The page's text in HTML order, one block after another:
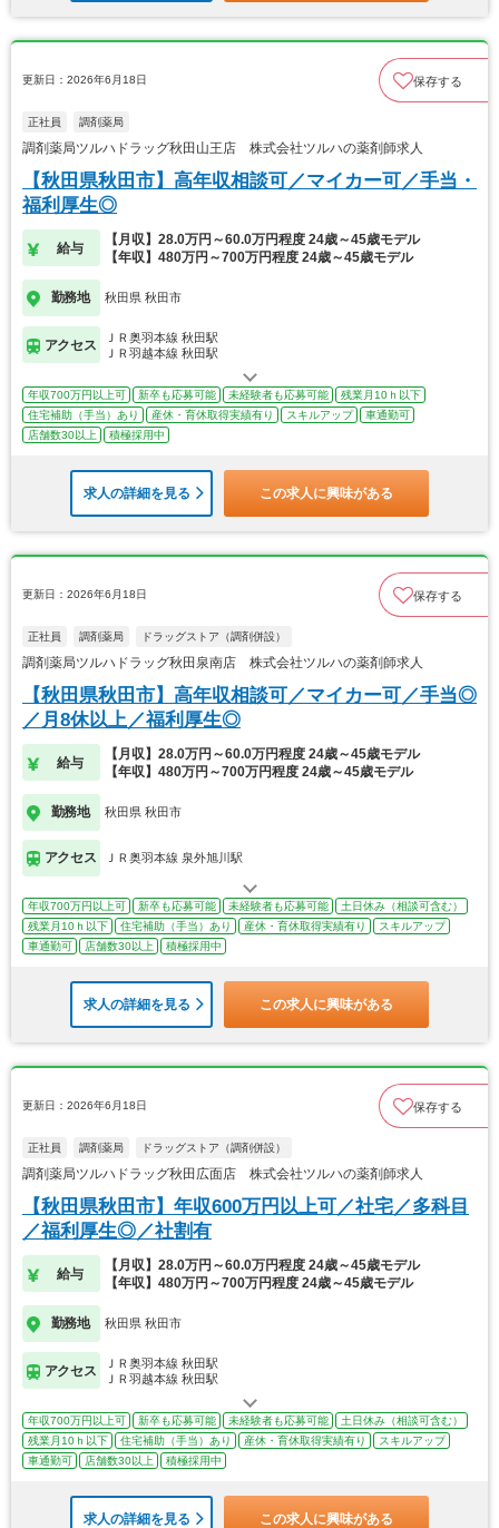
更新日：2026年6月18日 保存する
正社員 調剤薬局
調剤薬局ツルハドラッグ秋田山王店 株式会社ツルハの薬剤師求人
【秋田県秋田市】高年収相談可／マイカー可／手当・
福利厚生◎
給与
【月収】28.0万円～60.0万円程度 24歳～45歳モデル
【年収】480万円～700万円程度 24歳～45歳モデル
勤務地 秋田県 秋田市
アクセス
ＪＲ奥羽本線 秋田駅
ＪＲ羽越本線 秋田駅
年収700万円以上可 新卒も応募可能 未経験者も応募可能
残業月10ｈ以下
住宅補助（手当）あり
産休・育休取得実績有り スキルアップ
車通勤可
店舗数30以上
積極採用中
求人の詳細を見る この求人に興味がある
更新日：2026年6月18日 保存する
正社員 調剤薬局 ドラッグストア（調剤併設）
調剤薬局ツルハドラッグ秋田泉南店 株式会社ツルハの薬剤師求人
【秋田県秋田市】高年収相談可／マイカー可／手当◎
／月8休以上／福利厚生◎
給与
【月収】28.0万円～60.0万円程度 24歳～45歳モデル
【年収】480万円～700万円程度 24歳～45歳モデル
勤務地 秋田県 秋田市
アクセス ＪＲ奥羽本線 泉外旭川駅
年収700万円以上可 新卒も応募可能 未経験者も応募可能
土日休み（相談可含む）
残業月10ｈ以下
住宅補助（手当）あり 産休・育休取得実績有り
スキルアップ
車通勤可
店舗数30以上 積極採用中
求人の詳細を見る この求人に興味がある
更新日：2026年6月18日 保存する
正社員 調剤薬局 ドラッグストア（調剤併設）
調剤薬局ツルハドラッグ秋田広面店 株式会社ツルハの薬剤師求人
【秋田県秋田市】年収600万円以上可／社宅／多科目
／福利厚生◎／社割有
給与
【月収】28.0万円～60.0万円程度 24歳～45歳モデル
【年収】480万円～700万円程度 24歳～45歳モデル
勤務地 秋田県 秋田市
アクセス
ＪＲ奥羽本線 秋田駅
ＪＲ羽越本線 秋田駅
年収700万円以上可 新卒も応募可能 未経験者も応募可能
土日休み（相談可含む）
残業月10ｈ以下
住宅補助（手当）あり 産休・育休取得実績有り
スキルアップ
車通勤可
店舗数30以上 積極採用中
求人の詳細を見る この求人に興味がある